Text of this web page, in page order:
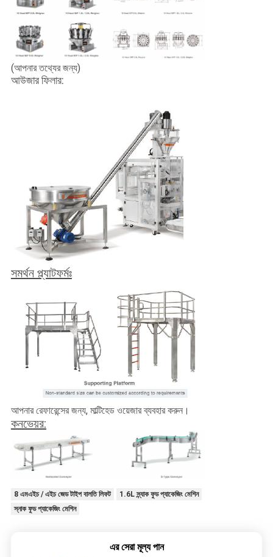
(আপনার তথ্যের জন্য)
আউজার ফিলার:
সমর্থন প্ল্যাটফর্মঃ
আপনার রেফারেন্সের জন্য, মাল্টিহেড ওয়েজার ব্যবহার করুন।
কনভেয়র:
8 এমএইচ / এইচ জেড টাইপ বালতি লিফট
1.6L স্ন্যাক ফুড প্যাকেজিং মেশিন
স্নাক ফুড প্যাকেজিং মেশিন
এর সেরা মূল্য পান